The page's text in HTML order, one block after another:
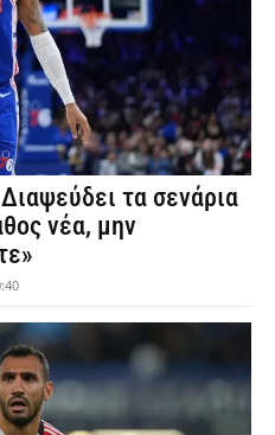
τα σενάρια
νέα, μην